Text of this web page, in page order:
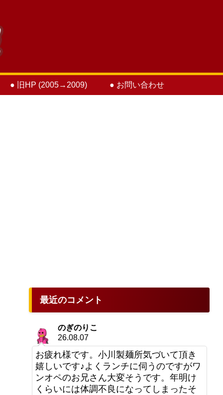
● 旧HP (2005→2009) ● お問い合わせ
最近のコメント
のぎのりこ
26.08.07
お疲れ様です。小川製麺所気づいて頂き
嬉しいです♪よくランチに伺うのですがワ
ンオペのお兄さん大変そうです。年明け
くらいには体調不良になってしまったそ